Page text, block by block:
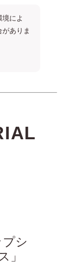
によ
ありま
シ
」